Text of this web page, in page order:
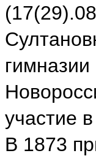
участие
В 1873